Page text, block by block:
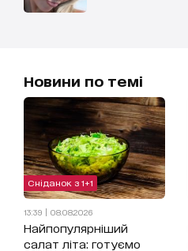
Новини по темі
Сніданок з 1+1
13:39 | 08.08.2026
Найпопулярніший
салат літа: готуємо